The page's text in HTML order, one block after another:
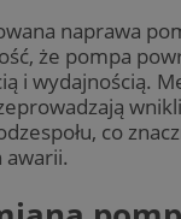
naprawa
że pompa
i wydajnością.
co
awarii.